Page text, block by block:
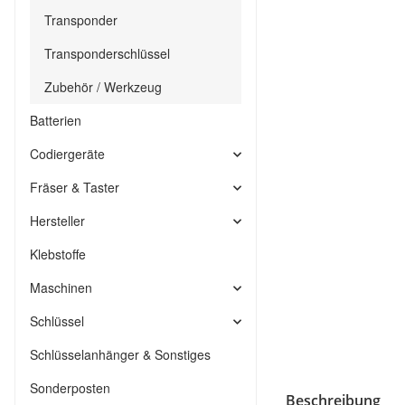
Beschreibung
Transponder
Transponderschlüssel
Zubehör / Werkzeug
Batterien
Codiergeräte
Fräser & Taster
Hersteller
Klebstoffe
Maschinen
Schlüssel
Schlüsselanhänger & Sonstiges
Sonderposten